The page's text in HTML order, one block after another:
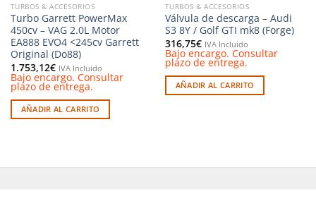
TURBOS & ACCESORIOS
Turbo Garrett PowerMax
450cv – VAG 2.0L Motor
EA888 EVO4 <245cv Garrett
Original (Do88)
1.753,12€ IVA Incluido
Bajo encargo. Consultar
plazo de entrega.
AÑADIR AL CARRITO
TURBOS & ACCESORIOS
Válvula de descarga – Audi
S3 8Y / Golf GTI mk8 (Forge)
316,75€ IVA Incluido
Bajo encargo. Consultar
plazo de entrega.
AÑADIR AL CARRITO